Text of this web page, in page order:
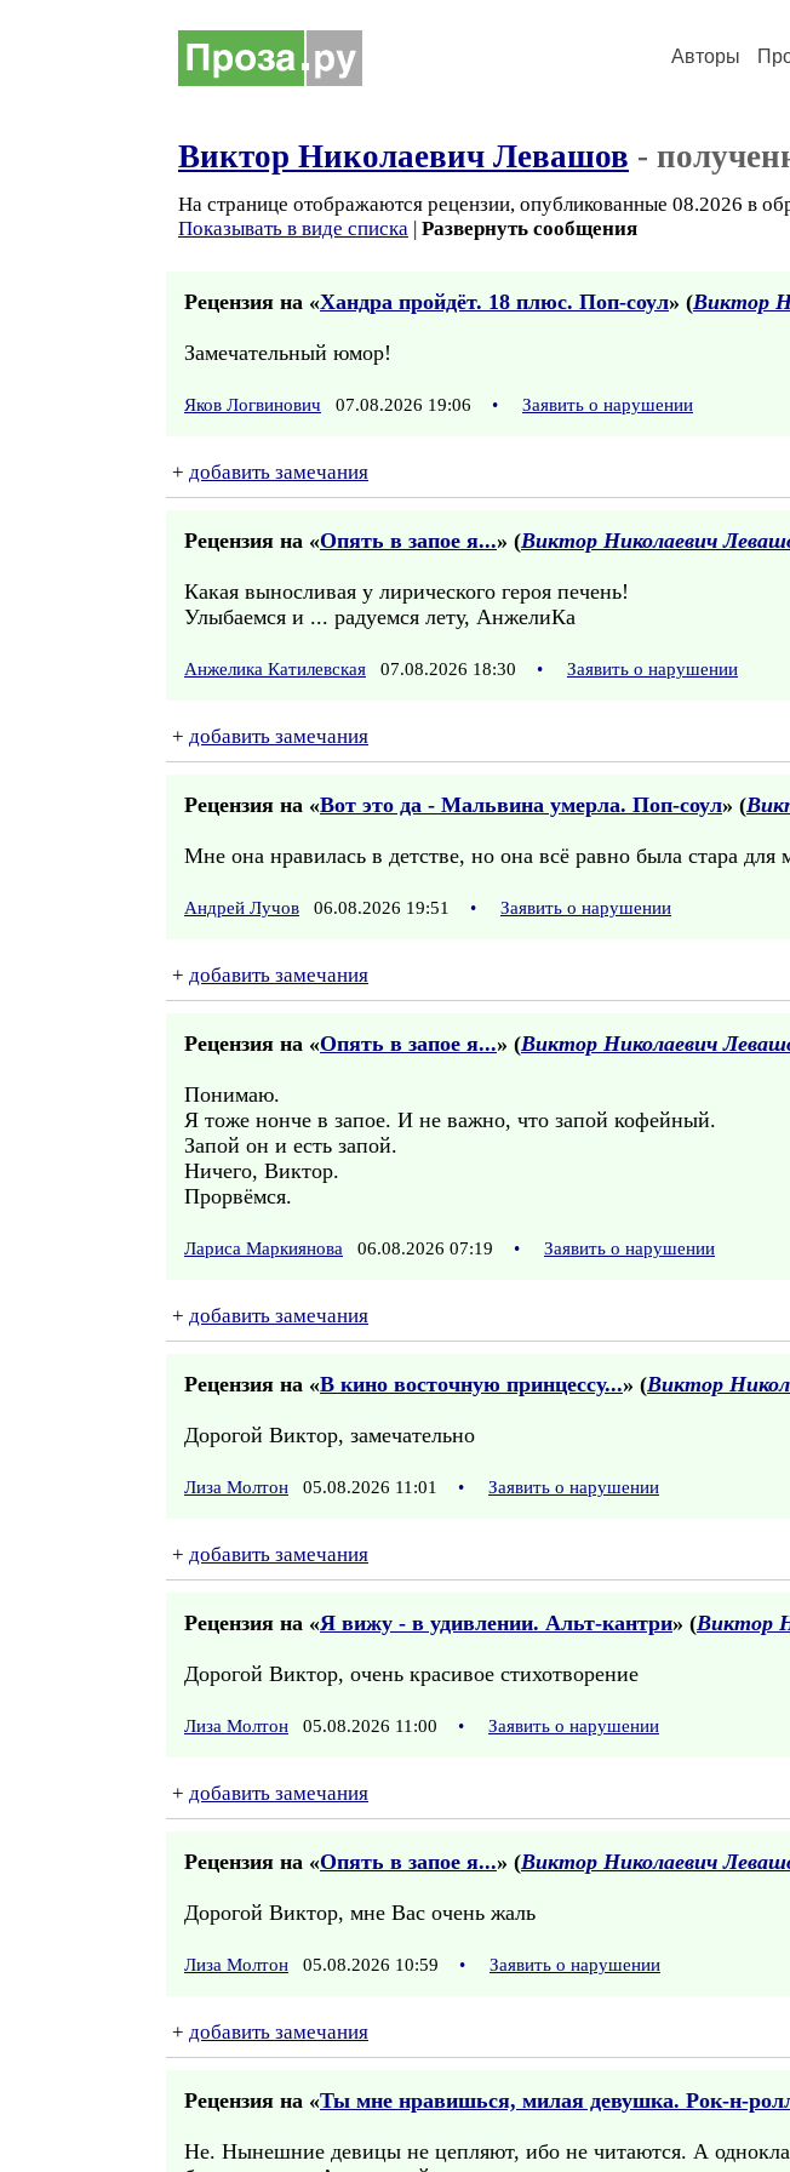
Авторы
Виктор Николаевич Левашов -
На странице отображаются рецензии, опубликованные 08.2026 в
Показывать в виде списка | Развернуть сообщения
Рецензия на «Хандра пройдёт. 18 плюс. Поп-соул» (Виктор
Замечательный юмор!
Яков Логвинович 07.08.2026 19:06 • Заявить о нарушении
+ добавить замечания
Рецензия на «Опять в запое я...» (Виктор Николаевич
Какая выносливая у лирического героя печень!
Улыбаемся и ... радуемся лету, АнжелиКа
Анжелика Катилевская 07.08.2026 18:30 • Заявить о нарушении
+ добавить замечания
Рецензия на «Вот это да - Мальвина умерла. Поп-соул» (
Мне она нравилась в детстве, но она всё равно была стара для
Андрей Лучов 06.08.2026 19:51 • Заявить о нарушении
+ добавить замечания
Рецензия на «Опять в запое я...» (Виктор Николаевич
Понимаю.
Я тоже нонче в запое. И не важно, что запой кофейный.
Запой он и есть запой.
Ничего, Виктор.
Прорвёмся.
Лариса Маркиянова 06.08.2026 07:19 • Заявить о нарушении
+ добавить замечания
Рецензия на «В кино восточную принцессу...» (Виктор
Дорогой Виктор, замечательно
Лиза Молтон 05.08.2026 11:01 • Заявить о нарушении
+ добавить замечания
Рецензия на «Я вижу - в удивлении. Альт-кантри» (Виктор
Дорогой Виктор, очень красивое стихотворение
Лиза Молтон 05.08.2026 11:00 • Заявить о нарушении
+ добавить замечания
Рецензия на «Опять в запое я...» (Виктор Николаевич
Дорогой Виктор, мне Вас очень жаль
Лиза Молтон 05.08.2026 10:59 • Заявить о нарушении
+ добавить замечания
Рецензия на «Ты мне нравишься, милая девушка. Рок-н-
Не. Нынешние девицы не цепляют, ибо не читаются. А